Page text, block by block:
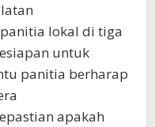
lokal di tiga
untuk
panitia berharap
apakah